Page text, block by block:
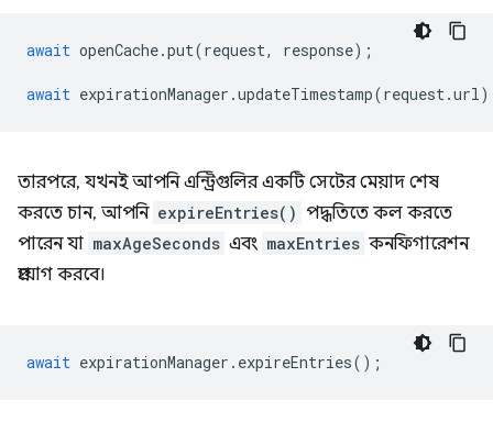
await openCache.put(request, response);
await expirationManager .updateTimestamp(request.url
তারপরে, যখনই আপনি এন্ট্রিগুলির একটি সেটের মেয়াদ শেষ
করতে চান, আপনি expireEntries() পদ্ধতিতে কল করতে
পারেন যা maxAgeSeconds এবং maxEntries কনফিগারেশন
প্রয়োগ করবে।
await expirationManager . expireEntries();